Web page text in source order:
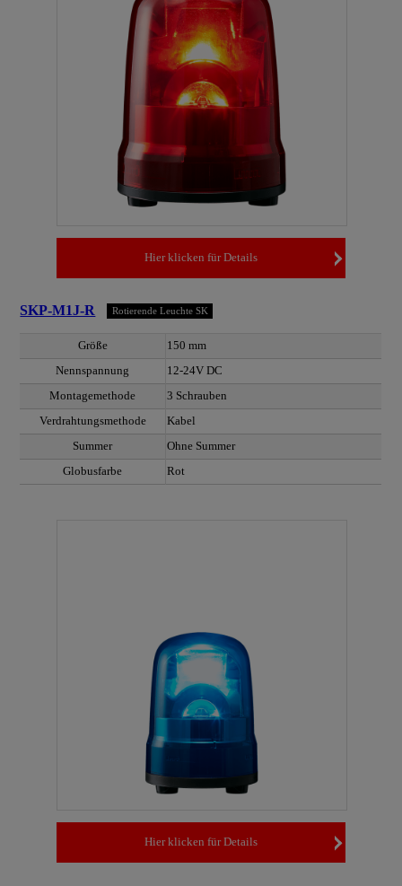
Hier klicken für Details
SKP-M1J-R Rotierende Leuchte SK
Größe
150 mm
Nennspannung
12-24V DC
Montagemethode
3 Schrauben
Verdrahtungsmethode
Kabel
Summer
Ohne Summer
Globusfarbe
Rot
Hier klicken für Details